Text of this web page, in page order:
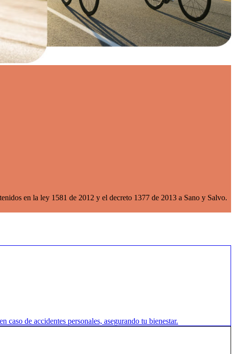
en la ley 1581 de 2012 y el decreto 1377 de 2013 a Sano y Salvo.
caso de accidentes personales, asegurando tu bienestar.